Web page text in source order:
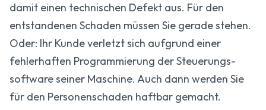
damit einen technischen Defekt aus. Für den
entstandenen Schaden müssen Sie gerade stehen.
Oder: Ihr Kunde verletzt sich aufgrund einer
fehlerhaften Programmierung der Steuerungs­
software seiner Maschine. Auch dann werden Sie
für den Personen­schaden haftbar gemacht.